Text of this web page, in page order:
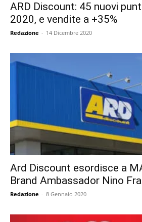
ARD Discount: 45 nuovi
2020, e vendite a +35%
Redazione - 14 Dicembre 2020
Ard Discount esordisce a
Brand Ambassador Nino
Redazione - 8 Gennaio 2020